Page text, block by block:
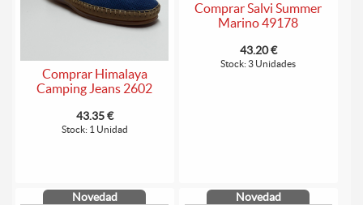
Comprar Himalaya
Camping Jeans 2602
43.35 €
Stock: 1 Unidad
Comprar Salvi Summer
Marino 49178
43.20 €
Stock: 3 Unidades
Novedad Novedad